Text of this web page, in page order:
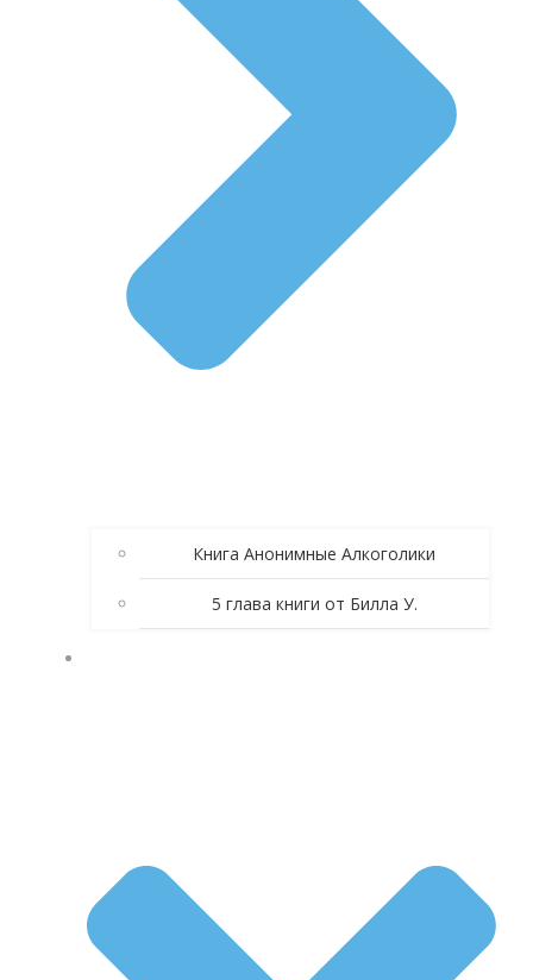
Книга Анонимные Алкоголики
5 глава книги от Билла У.